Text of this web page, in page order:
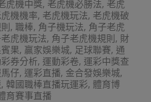
虎機中獎, 老虎機必勝法, 老虎
機機率, 老虎機玩法, 老虎機破
, 職棒, 角子機玩法, 角子老虎
虎機玩法, 角子老虎機規則, 財
果, 贏家娛樂城, 足球聯賽, 通
券分析, 運動彩卷, 運彩中獎查
仔, 運彩直播, 金合發娛樂城,
, 韓國職棒直播玩運彩, 體育博
育賽事直播